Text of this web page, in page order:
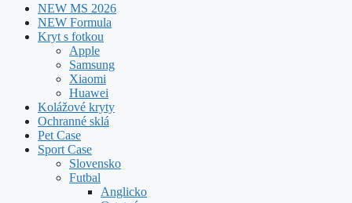
NEW MS 2026
NEW Formula
Kryt s fotkou
Apple
Samsung
Xiaomi
Huawei
Kolážové kryty
Ochranné sklá
Pet Case
Sport Case
Slovensko
Futbal
Anglicko